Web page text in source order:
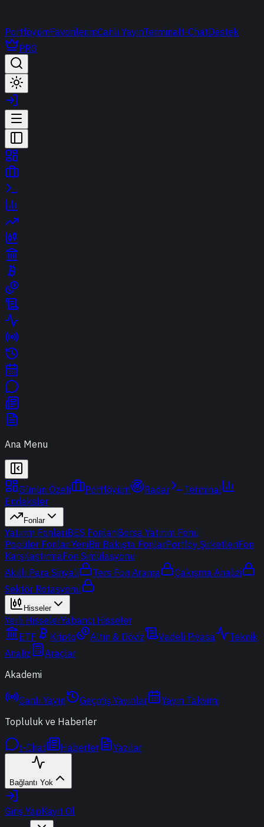
PortföyümFavorilerimCanlı YayınTerminalt-ChatDestek
PRO
Ana Menu
Günün Özeti Portföyüm Radar
Terminal
Endeksler
Fonlar
Yatırım FonlarıBES FonlarıBorsa Yatırım Fonu
Popüler Fonlar YeniBir Bakışta FonlarPortföy ŞirketleriFon
KarşılaştırmaFon Simülasyonu
Akıllı Para Sinyali
Ters Fon Arama
Çakışma Analizi
Sektör Rotasyonu
Hisseler
Yerli HisselerYabancı Hisseler
ETF
Kripto Altın & Döviz Vadeli Piyasa
Teknik
Analiz
Araçlar
Akademi
Canlı Yayın Geçmiş Yayınlar
Yayın Takvimi
Topluluk ve Haberler
t-Chat Haberler Yazılar
Bağlantı Yok
Giriş YapKayıt Ol